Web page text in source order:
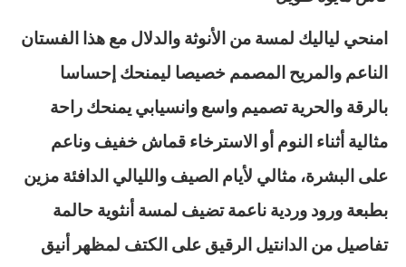
امنحي لياليك لمسة من الأنوثة والدلال مع هذا الفستان
الناعم والمريح المصمم خصيصا ليمنحك إحساسا
بالرقة والحرية تصميم واسع وانسيابي يمنحك راحة
مثالية أثناء النوم أو الاسترخاء قماش خفيف وناعم
على البشرة، مثالي لأيام الصيف والليالي الدافئة مزين
بطبعة ورود وردية ناعمة تضيف لمسة أنثوية حالمة
تفاصيل من الدانتيل الرقيق على الكتف لمظهر أنيق